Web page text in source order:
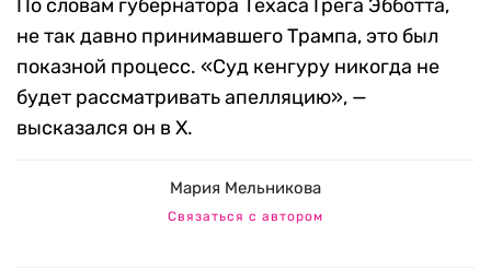
По словам губернатора Техаса Грега Эбботта,
не так давно принимавшего Трампа, это был
показной процесс. «Суд кенгуру никогда не
будет рассматривать апелляцию», —
высказался он в X.
Мария Мельникова
Связаться с автором